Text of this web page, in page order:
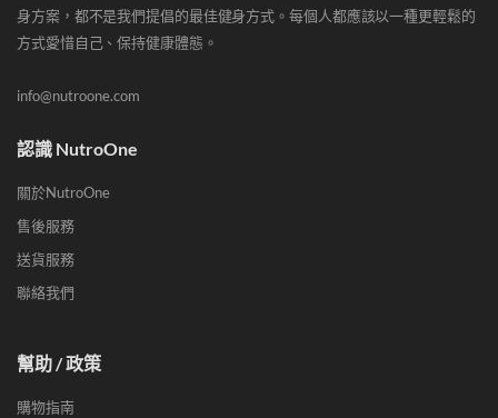
身方案，都不是我們提倡的最佳健身方式。每個人都應該以一種更輕鬆的
方式愛惜自己、保持健康體態。
info@nutroone.com
認識 NutroOne
關於NutroOne
售後服務
送貨服務
聯絡我們
幫助 / 政策
購物指南